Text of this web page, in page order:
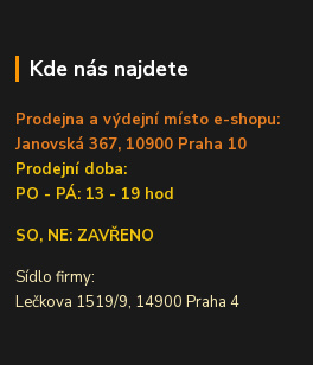
Kde nás najdete
Prodejna a výdejní místo e-shopu:
Janovská 367, 10900 Praha 10
Prodejní doba:
PO - PÁ: 13 - 19 hod
SO, NE: ZAVŘENO
Sídlo firmy:
Lečkova 1519/9, 14900 Praha 4